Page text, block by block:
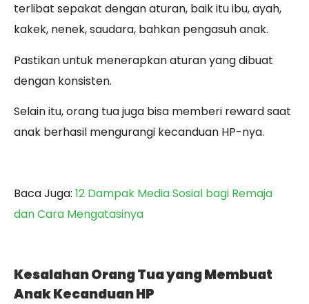
terlibat sepakat dengan aturan, baik itu ibu, ayah,
kakek, nenek, saudara, bahkan pengasuh anak.
Pastikan untuk menerapkan aturan yang dibuat
dengan konsisten.
Selain itu, orang tua juga bisa memberi reward saat
anak berhasil mengurangi kecanduan HP-nya.
Baca Juga: 12 Dampak Media Sosial bagi Remaja
dan Cara Mengatasinya
Kesalahan Orang Tua yang Membuat
Anak Kecanduan HP